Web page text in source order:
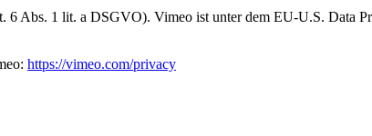
1 lit. a DSGVO). Vimeo ist unter dem EU-U.S. Data
https://vimeo.com/privacy